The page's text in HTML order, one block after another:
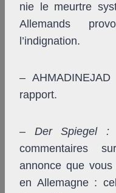
nie le meurtre
Allemands
l’indignation.
–
rapport.
– Der Spiegel :
commentaires
annonce que
en Allemagne :